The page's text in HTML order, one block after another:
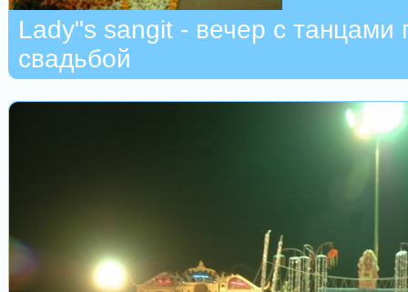
Lady"s sangit - вечер с танцами
свадьбой